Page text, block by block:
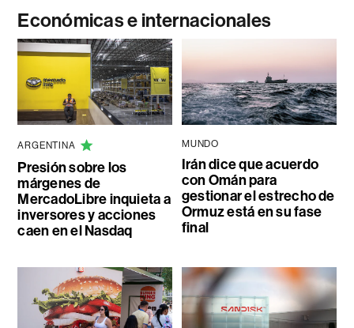
Económicas e internacionales
ARGENTINA
Presión sobre los
márgenes de
MercadoLibre inquieta a
inversores y acciones
caen en el Nasdaq
MUNDO
Irán dice que acuerdo
con Omán para
gestionar el estrecho de
Ormuz está en su fase
final